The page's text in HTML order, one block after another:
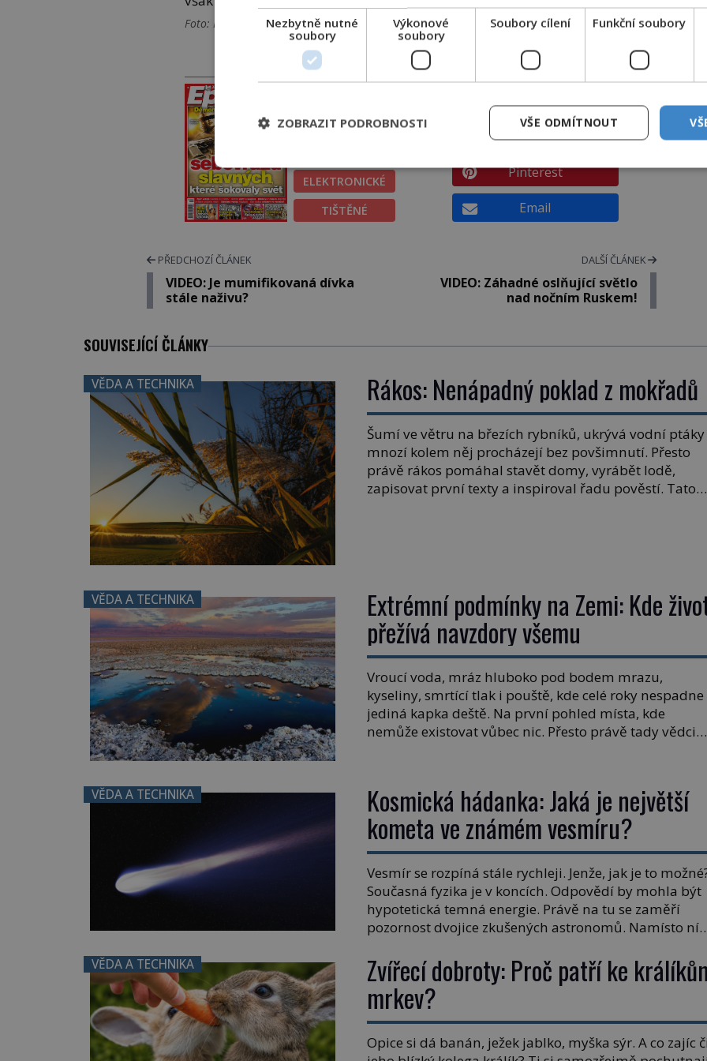
Foto: NASA, Pinterest
PRÁVĚ V PRODEJI
ELEKTRONICKÉ
TIŠTĚNÉ
SDÍLEJTE ČLÁNEK
Twitter
Pinterest
Email
PŘEDCHOZÍ ČLÁNEK
VIDEO: Je mumifikovaná dívka
stále naživu?
DALŠÍ ČLÁNEK
VIDEO: Záhadné oslňující světlo
nad nočním Ruskem!
SOUVISEJÍCÍ ČLÁNKY
VĚDA A TECHNIKA Rákos: Nenápadný poklad z mokřadů
Šumí ve větru na březích rybníků, ukrývá vodní ptáky
mnozí kolem něj procházejí bez povšimnutí. Přesto
právě rákos pomáhal stavět domy, vyrábět lodě,
zapisovat první texty a inspiroval řadu pověstí. Tato
VĚDA A TECHNIKA Extrémní podmínky na Zemi: Kde
přežívá navzdory všemu
Vroucí voda, mráz hluboko pod bodem mrazu,
kyseliny, smrtící tlak i pouště, kde celé roky nespadne
jediná kapka deště. Na první pohled místa, kde
nemůže existovat vůbec nic. Přesto právě tady vědci
jednou […]
VĚDA A TECHNIKA Kosmická hádanka: Jaká je největší
kometa ve známém vesmíru?
Vesmír se rozpíná stále rychleji. Jenže, jak je to
Současná fyzika je v koncích. Odpovědí by mohla být
hypotetická temná energie. Právě na tu se zaměří
pozornost dvojice zkušených astronomů. Namísto ní
rekordní kometu! Astronomové Pedro Bernardinelli a
Gary Bernstein mravenčí prací zkoumají archivní
snímky v rámci Průzkumu temné energie […]
VĚDA A TECHNIKA Zvířecí dobroty: Proč patří ke
mrkev?
Opice si dá banán, ježek jablko, myška sýr. A co zajíc či
Nezbytně nutné
soubory
Výkonové
soubory
Soubory cílení Funkční soubory
VŠE ODMÍTNOUT
ZOBRAZIT PODROBNOSTI